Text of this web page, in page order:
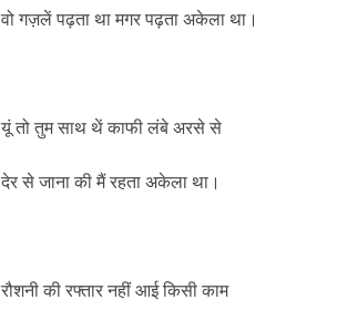
वो गज़लें पढ़ता था मगर पढ़ता अकेला था।
यूं तो तुम साथ थें काफी लंबे अरसे से
देर से जाना की मैं रहता अकेला था।
रौशनी की रफ्तार नहीं आई किसी काम